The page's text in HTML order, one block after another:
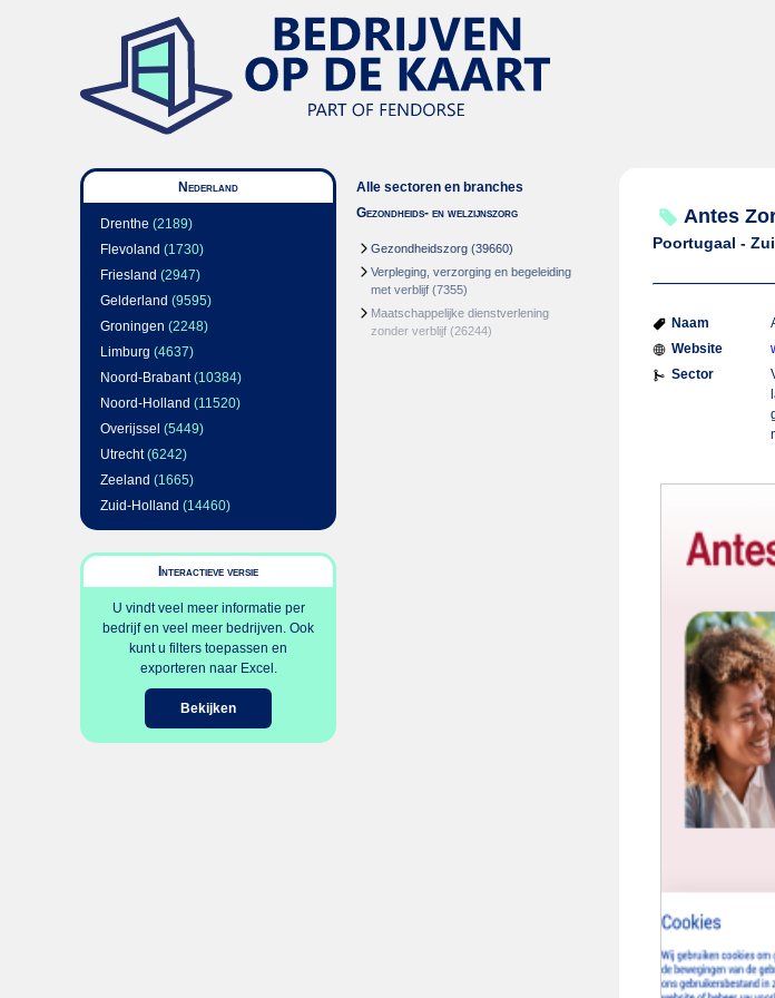
Nederland
Drenthe (2189)
Flevoland (1730)
Friesland (2947)
Gelderland (9595)
Groningen (2248)
Limburg (4637)
Noord-Brabant(10384)
Noord-Holland (11520)
Overijssel (5449)
Utrecht(6242)
Zeeland (1665)
Zuid-Holland (14460)
Interactieve versie
U vindt veel meer informatie per
bedrijf en veel meer bedrijven. Ook
kunt u filters toepassen en
exporteren naar Excel.
Bekijken
Alle sectoren en branches
Gezondheids- en welzijnszorg
Gezondheidszorg (39660)
Verpleging, verzorging en begeleiding
met verblijf (7355)
Maatschappelijke dienstverlening
zonder verblijf (26244)
Antes
Poortugaal -
Naam
Website
Sector